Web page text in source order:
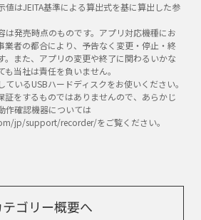
値はJEITA基準による算出式を基に算出した参
は発売時点のものです。アプリ対応機種にお
業者の都合により、予告なく変更・停止・終
。また、アプリの変更や終了に関わるいかな
当社は責任を負いません。
いるUSBハードディスクをお使いください。
証をするものではありませんので、あらかじ
作確認機器については
jp/support/recorder/をご覧ください。
テゴリー概要へ